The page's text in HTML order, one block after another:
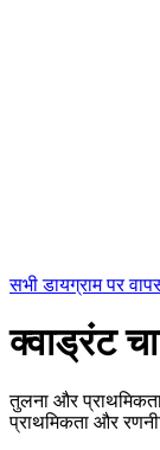
सभी डायग्राम पर
क्वाड्रंट
तुलना और
प्राथमिकता और